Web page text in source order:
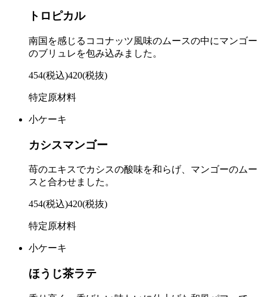
トロピカル
南国を感じるココナッツ風味のムースの中にマンゴー
のブリュレを包み込みました。
454(税込)420(税抜)
特定原材料
小ケーキ
カシスマンゴー
苺のエキスでカシスの酸味を和らげ、マンゴーのムー
スと合わせました。
454(税込)420(税抜)
特定原材料
小ケーキ
ほうじ茶ラテ